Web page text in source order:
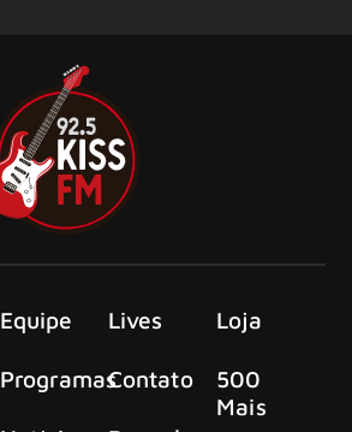
Equipe
Programas
Lives
Contato
Loja
500
Mais